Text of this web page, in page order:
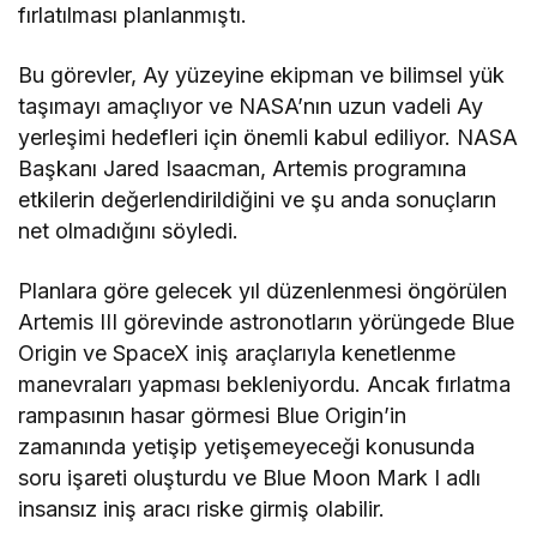
fırlatılması planlanmıştı.
Bu görevler, Ay yüzeyine ekipman ve bilimsel yük
taşımayı amaçlıyor ve NASA’nın uzun vadeli Ay
yerleşimi hedefleri için önemli kabul ediliyor. NASA
Başkanı Jared Isaacman, Artemis programına
etkilerin değerlendirildiğini ve şu anda sonuçların
net olmadığını söyledi.
Planlara göre gelecek yıl düzenlenmesi öngörülen
Artemis III görevinde astronotların yörüngede Blue
Origin ve SpaceX iniş araçlarıyla kenetlenme
manevraları yapması bekleniyordu. Ancak fırlatma
rampasının hasar görmesi Blue Origin’in
zamanında yetişip yetişemeyeceği konusunda
soru işareti oluşturdu ve Blue Moon Mark I adlı
insansız iniş aracı riske girmiş olabilir.